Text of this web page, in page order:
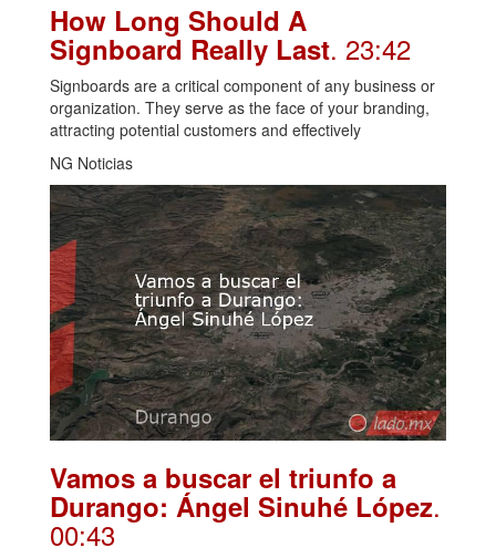
How Long Should A
Signboard Really Last. 23:42
Signboards are a critical component of any business or
organization. They serve as the face of your branding,
attracting potential customers and effectively
NG Noticias
Vamos a buscar el triunfo a
Durango: Ángel Sinuhé López.
00:43